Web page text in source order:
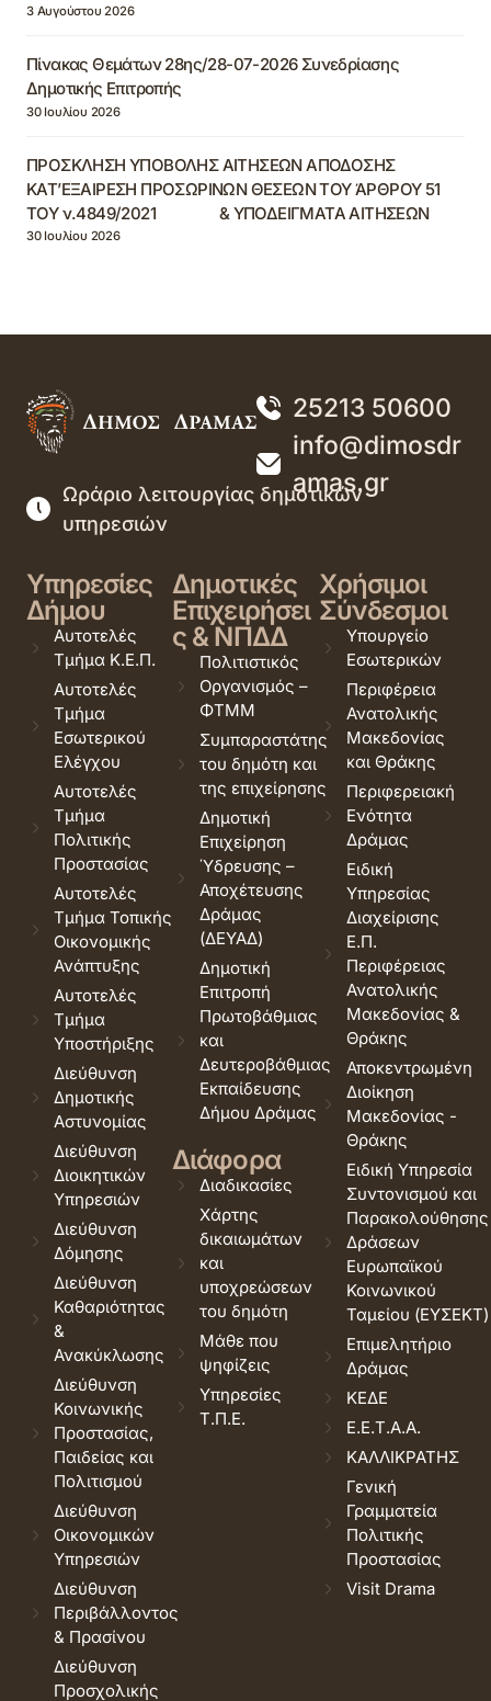
3 Αυγούστου 2026
Πίνακας Θεμάτων 28ης/28-07-2026 Συνεδρίασης
Δημοτικής Επιτροπής
30 Ιουλίου 2026
ΠΡΟΣΚΛΗΣΗ ΥΠΟΒΟΛΗΣ ΑΙΤΗΣΕΩΝ ΑΠΟΔΟΣΗΣ
ΚΑΤ’ΕΞΑΙΡΕΣΗ ΠΡΟΣΩΡΙΝΩΝ ΘΕΣΕΩΝ ΤΟΥ ΆΡΘΡΟΥ 51
ΤΟΥ ν.4849/2021 & ΥΠΟΔΕΙΓΜΑΤΑ ΑΙΤΗΣΕΩΝ
30 Ιουλίου 2026
25213 50600
info@dimosdr
amas.gr
Ωράριο λειτουργίας δημοτικών
υπηρεσιών
Υπηρεσίες
Δήμου
Αυτοτελές
Τμήμα Κ.Ε.Π.
Αυτοτελές
Τμήμα
Εσωτερικού
Ελέγχου
Αυτοτελές
Τμήμα
Πολιτικής
Προστασίας
Αυτοτελές
Τμήμα Τοπικής
Οικονομικής
Ανάπτυξης
Αυτοτελές
Τμήμα
Υποστήριξης
Διεύθυνση
Δημοτικής
Αστυνομίας
Διεύθυνση
Διοικητικών
Υπηρεσιών
Διεύθυνση
Δόμησης
Διεύθυνση
Καθαριότητας
&
Ανακύκλωσης
Διεύθυνση
Κοινωνικής
Προστασίας,
Παιδείας και
Πολιτισμού
Διεύθυνση
Οικονομικών
Υπηρεσιών
Διεύθυνση
Περιβάλλοντος
& Πρασίνου
Διεύθυνση
Προσχολικής
Δημοτικές
Επιχειρήσει
ς & ΝΠΔΔ
Πολιτιστικός
Οργανισμός –
ΦΤΜΜ
Συμπαραστάτης
του δημότη και
της επιχείρησης
Δημοτική
Επιχείρηση
Ύδρευσης –
Αποχέτευσης
Δράμας
(ΔΕΥΑΔ)
Δημοτική
Επιτροπή
Πρωτοβάθμιας
και
Δευτεροβάθμιας
Εκπαίδευσης
Δήμου Δράμας
Διάφορα
Διαδικασίες
Χάρτης
δικαιωμάτων
και
υποχρεώσεων
του δημότη
Μάθε που
ψηφίζεις
Υπηρεσίες
Τ.Π.Ε.
Χρήσιμοι
Σύνδεσμοι
Υπουργείο
Εσωτερικών
Περιφέρεια
Ανατολικής
Μακεδονίας
και Θράκης
Περιφερειακή
Ενότητα
Δράμας
Ειδική
Υπηρεσίας
Διαχείρισης
Ε.Π.
Περιφέρειας
Ανατολικής
Μακεδονίας &
Θράκης
Αποκεντρωμένη
Διοίκηση
Μακεδονίας -
Θράκης
Ειδική Υπηρεσία
Συντονισμού και
Παρακολούθησης
Δράσεων
Ευρωπαϊκού
Κοινωνικού
Ταμείου (ΕΥΣΕΚΤ)
Επιμελητήριο
Δράμας
ΚΕΔΕ
Ε.Ε.Τ.Α.Α.
ΚΑΛΛΙΚΡΑΤΗΣ
Γενική
Γραμματεία
Πολιτικής
Προστασίας
Visit Drama